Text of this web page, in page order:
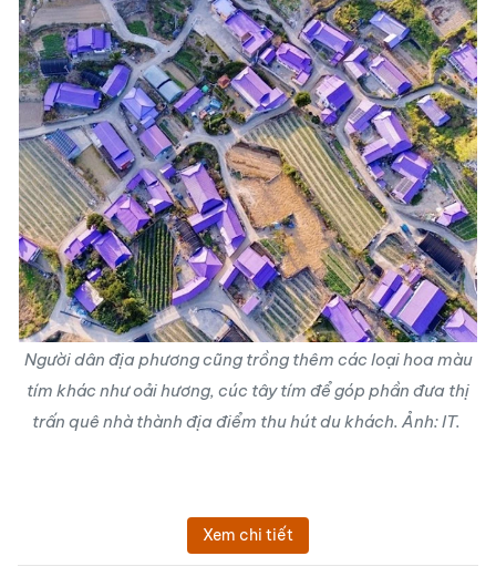
Người dân địa phương cũng trồng thêm các loại hoa màu
tím khác như oải hương, cúc tây tím để góp phần đưa thị
trấn quê nhà thành địa điểm thu hút du khách. Ảnh: IT.
Xem chi tiết